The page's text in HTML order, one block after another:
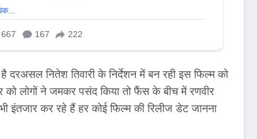
नितेश तिवारी के निर्देशन में बन रही इस फिल्म को
लोगों ने जमकर पसंद किया तो फैंस के बीच में रणवीर
इंतजार कर रहे हैं हर कोई फिल्म की रिलीज डेट जानना